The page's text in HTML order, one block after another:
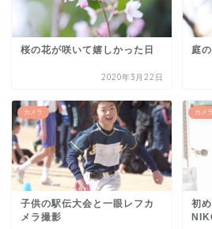
桜の花が咲いて嬉しかった日
2020年3月22日
庭
カメラ
子供の駅伝大会と一眼レフカ
メラ撮影
カメラ
初